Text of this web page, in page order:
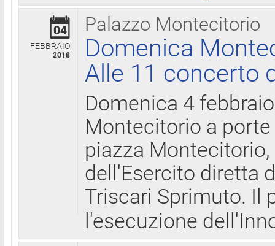
Palazzo Montecitorio
04
FEBBRAIO
2018
Domenica
Alle 11 concerto
Domenica 4
Montecitorio a
piazza
dell'Esercito diretta
Triscari Sprimuto. Il
l'esecuzione